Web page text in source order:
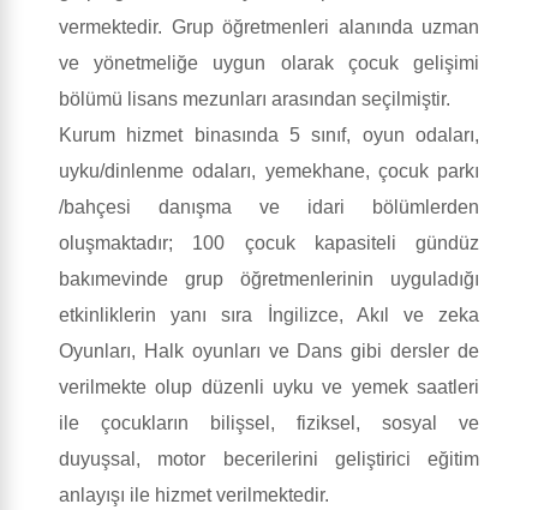
vermektedir. Grup öğretmenleri alanında uzman
ve yönetmeliğe uygun olarak çocuk gelişimi
bölümü lisans mezunları arasından seçilmiştir.
Kurum hizmet binasında 5 sınıf, oyun odaları,
uyku/dinlenme odaları, yemekhane, çocuk parkı
/bahçesi danışma ve idari bölümlerden
oluşmaktadır; 100 çocuk kapasiteli gündüz
bakımevinde grup öğretmenlerinin uyguladığı
etkinliklerin yanı sıra İngilizce, Akıl ve zeka
Oyunları, Halk oyunları ve Dans gibi dersler de
verilmekte olup düzenli uyku ve yemek saatleri
ile çocukların bilişsel, fiziksel, sosyal ve
duyuşsal, motor becerilerini geliştirici eğitim
anlayışı ile hizmet verilmektedir.